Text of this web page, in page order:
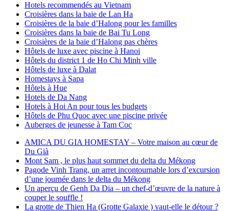
Hotels recommendés au Vietnam
Croisières dans la baie de Lan Ha
Croisières de la baie d’Halong pour les familles
Croisières dans la baie de Bai Tu Long
Croisières de la baie d’Halong pas chères
Hôtels de luxe avec piscine à Hanoi
Hôtels du district 1 de Ho Chi Minh ville
Hôtels de luxe à Dalat
Homestays à Sapa
Hôtels à Hue
Hotels de Da Nang
Hotels à Hoi An pour tous les budgets
Hôtels de Phu Quoc avec une piscine privée
Auberges de jeunesse à Tam Coc
AMICA DU GIA HOMESTAY – Votre maison au cœur de
Du Già
Mont Sam , le plus haut sommet du delta du Mékong
Pagode Vinh Trang, un arret incontournable lors d’excursion
d’une journée dans le delta du Mékong
Un aperçu de Genh Da Dia – un chef-d’œuvre de la nature à
couper le souffle !
La grotte de Thien Ha (Grotte Galaxie ) vaut-elle le détour ?